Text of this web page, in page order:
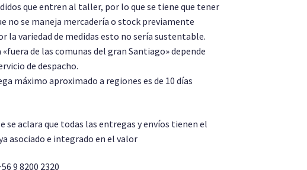
que entren al taller, por lo que se tiene que tener
no se maneja mercadería o stock previamente
la variedad de medidas esto no sería sustentable.
de las comunas del gran Santiago» depende
de despacho.
máximo aproximado a regiones es de 10 días
se aclara que todas las entregas y envíos tienen el
asociado e integrado en el valor
9 8200 2320